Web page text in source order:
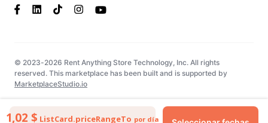
1,02 $ ListCard.priceRangeTo por día
© 2023-2026 Rent Anything Store Technology, Inc. All rights
reserved. This marketplace has been built and is supported by
MarketplaceStudio.io